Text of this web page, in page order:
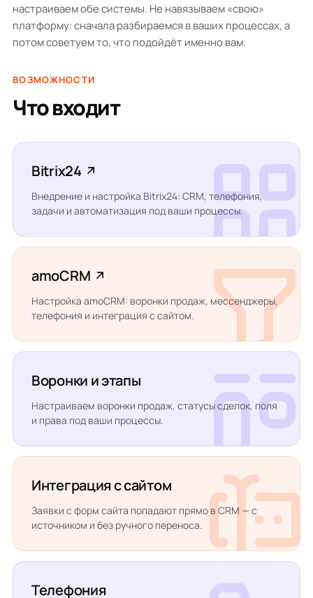
настраиваем обе системы. Не навязываем «свою»
платформу: сначала разбираемся в ваших процессах, а
потом советуем то, что подойдёт именно вам.
ВОЗМОЖНОСТИ
Что входит
Bitrix24
Внедрение и настройка Bitrix24: CRM, телефония,
задачи и автоматизация под ваши процессы.
amoCRM
Настройка amoCRM: воронки продаж, мессенджеры,
телефония и интеграция с сайтом.
Воронки и этапы
Настраиваем воронки продаж, статусы сделок, поля
и права под ваши процессы.
Интеграция с сайтом
Заявки с форм сайта попадают прямо в CRM — с
источником и без ручного переноса.
Телефония